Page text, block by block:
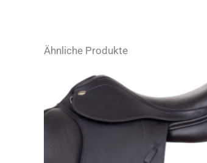
Ähnliche Produkte